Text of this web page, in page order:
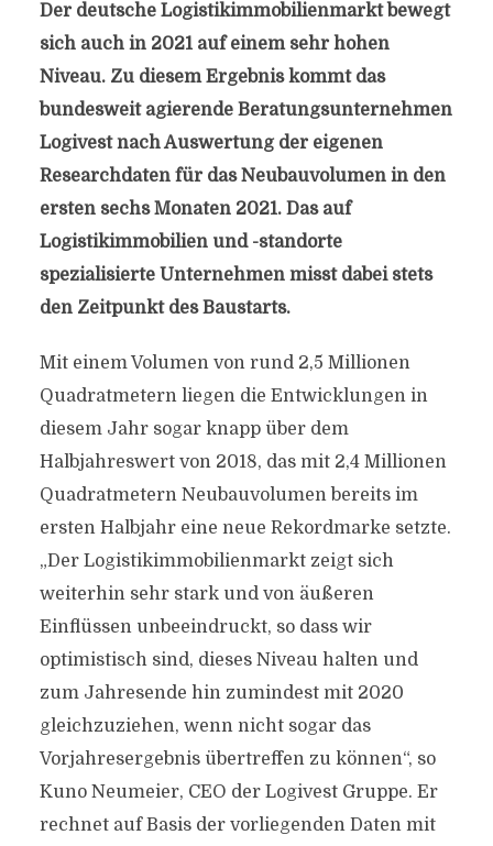
Der deutsche Logistikimmobilienmarkt bewegt
sich auch in 2021 auf einem sehr hohen
Niveau. Zu diesem Ergebnis kommt das
bundesweit agierende Beratungsunternehmen
Logivest nach Auswertung der eigenen
Researchdaten für das Neubauvolumen in den
ersten sechs Monaten 2021. Das auf
Logistikimmobilien und -standorte
spezialisierte Unternehmen misst dabei stets
den Zeitpunkt des Baustarts.
Mit einem Volumen von rund 2,5 Millionen
Quadratmetern liegen die Entwicklungen in
diesem Jahr sogar knapp über dem
Halbjahreswert von 2018, das mit 2,4 Millionen
Quadratmetern Neubauvolumen bereits im
ersten Halbjahr eine neue Rekordmarke setzte.
„Der Logistikimmobilienmarkt zeigt sich
weiterhin sehr stark und von äußeren
Einflüssen unbeeindruckt, so dass wir
optimistisch sind, dieses Niveau halten und
zum Jahresende hin zumindest mit 2020
gleichzuziehen, wenn nicht sogar das
Vorjahresergebnis übertreffen zu können“, so
Kuno Neumeier, CEO der Logivest Gruppe. Er
rechnet auf Basis der vorliegenden Daten mit